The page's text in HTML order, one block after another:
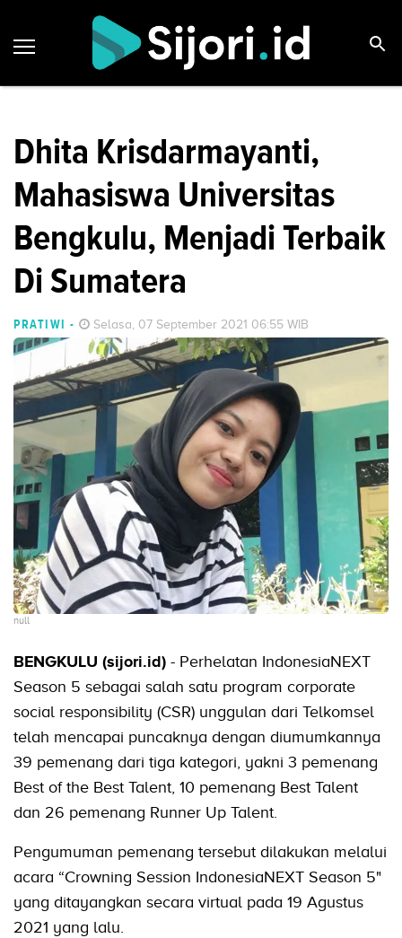
Dhita Krisdarmayanti,
Mahasiswa Universitas
Bengkulu, Menjadi Terbaik
Di Sumatera
PRATIWI - Selasa, 07 September 2021 06:55 WIB
null
BENGKULU (sijori.id) - Perhelatan IndonesiaNEXT
Season 5 sebagai salah satu program corporate
social responsibility (CSR) unggulan dari Telkomsel
telah mencapai puncaknya dengan diumumkannya
39 pemenang dari tiga kategori, yakni 3 pemenang
Best of the Best Talent, 10 pemenang Best Talent
dan 26 pemenang Runner Up Talent.
Pengumuman pemenang tersebut dilakukan melalui
acara “Crowning Session IndonesiaNEXT Season 5"
yang ditayangkan secara virtual pada 19 Agustus
2021 yang lalu.